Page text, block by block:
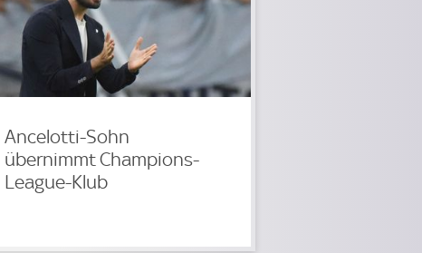
Ancelotti-Sohn
übernimmt Champions-
League-Klub